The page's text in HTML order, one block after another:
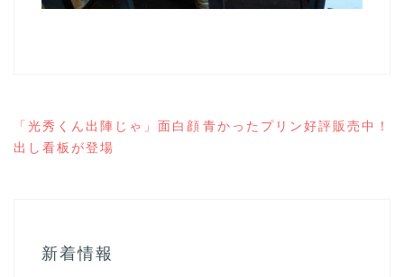
投
稿
ナ
「光秀くん出陣じゃ」面白顔
出し看板が登場
青かったプリン好評販売中！
新着情報